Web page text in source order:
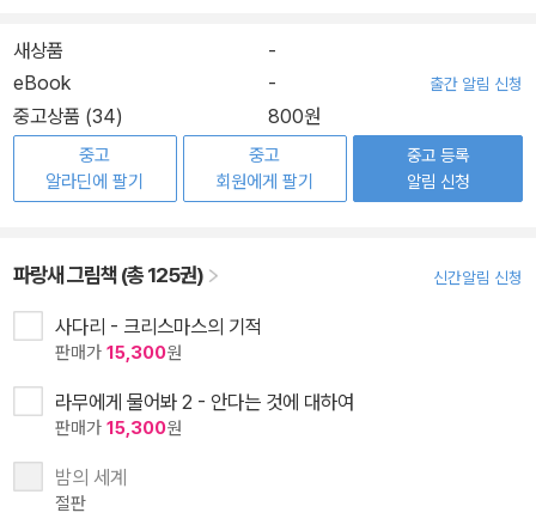
새상품
-
eBook
- 출간 알림 신청
중고상품 (34) 800원
중고
알라딘에 팔기
중고
회원에게 팔기
중고 등록
알림 신청
파랑새 그림책 (총 125권) 신간알림 신청
사다리 - 크리스마스의 기적
판매가 15,300원
라무에게 물어봐 2 - 안다는 것에 대하여
판매가 15,300원
밤의 세계
절판